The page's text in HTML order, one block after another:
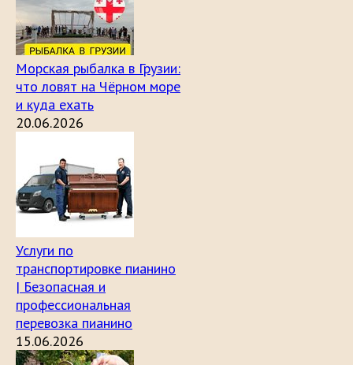
Морская рыбалка в Грузии:
что ловят на Чёрном море
и куда ехать
20.06.2026
Услуги по
транспортировке пианино
| Безопасная и
профессиональная
перевозка пианино
15.06.2026